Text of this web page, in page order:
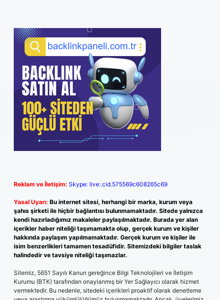
Reklam ve İletişim: Skype: live:.cid.575569c608265c69
Yasal Uyarı: Bu internet sitesi, herhangi bir marka, kurum veya
şahıs şirketi ile hiçbir bağlantısı bulunmamaktadır. Sitede yalnızca
kendi hazırladığımız makaleler paylaşılmaktadır. Burada yer alan
içerikler haber niteliği taşımamakta olup, gerçek kurum ve kişiler
hakkında paylaşım yapılmamaktadır. Gerçek kurum ve kişiler ile
isim benzerlikleri tamamen tesadüfidir. Sitemizdeki bilgiler taslak
halindedir ve tavsiye niteliği taşımazlar.
Sitemiz, 5651 Sayılı Kanun gereğince Bilgi Teknolojileri ve İletişim
Kurumu (BTK) tarafından onaylanmış bir Yer Sağlayıcı olarak hizmet
vermektedir. Bu nedenle, sitedeki içerikleri proaktif olarak denetleme